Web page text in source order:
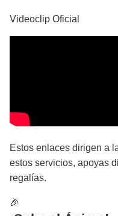
Videoclip Oficial
Estos enlaces dirigen a
estos servicios, apoyas
regalías.
🎉